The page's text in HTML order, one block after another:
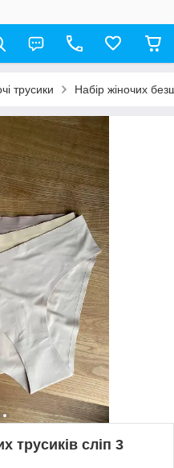
трусики Набір жіночих
трусиків сліп 3